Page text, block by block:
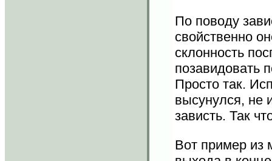
По поводу
свойственно
склонность
позавидовать
Просто так.
высунулся, не
зависть. Так
Вот пример из